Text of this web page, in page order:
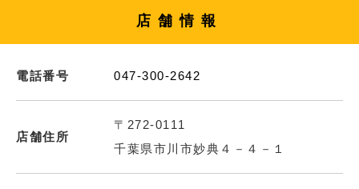
店舗情報
電話番号 047-300-2642
店舗住所
〒272-0111
千葉県市川市妙典４－４－１